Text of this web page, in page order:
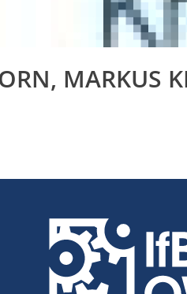
MARKUS